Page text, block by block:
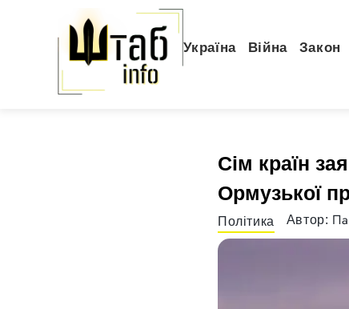
Україна Війна Закон
Сім країн
Ормузької
Політика Автор: